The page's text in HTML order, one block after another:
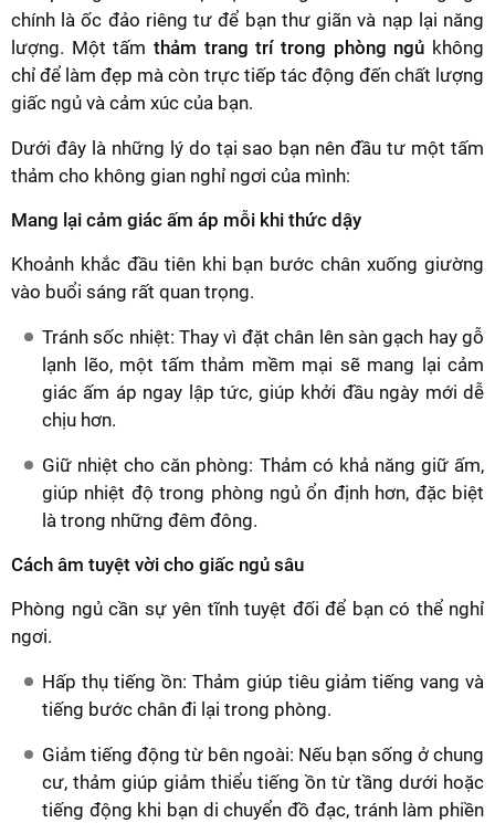
chính là ốc đảo riêng tư để bạn thư giãn và nạp lại năng
lượng. Một tấm thảm trang trí trong phòng ngủ không
chỉ để làm đẹp mà còn trực tiếp tác động đến chất lượng
giấc ngủ và cảm xúc của bạn.
Dưới đây là những lý do tại sao bạn nên đầu tư một tấm
thảm cho không gian nghỉ ngơi của mình:
Mang lại cảm giác ấm áp mỗi khi thức dậy
Khoảnh khắc đầu tiên khi bạn bước chân xuống giường
vào buổi sáng rất quan trọng.
Tránh sốc nhiệt: Thay vì đặt chân lên sàn gạch hay gỗ
lạnh lẽo, một tấm thảm mềm mại sẽ mang lại cảm
giác ấm áp ngay lập tức, giúp khởi đầu ngày mới dễ
chịu hơn.
Giữ nhiệt cho căn phòng: Thảm có khả năng giữ ấm,
giúp nhiệt độ trong phòng ngủ ổn định hơn, đặc biệt
là trong những đêm đông.
Cách âm tuyệt vời cho giấc ngủ sâu
Phòng ngủ cần sự yên tĩnh tuyệt đối để bạn có thể nghỉ
ngơi.
Hấp thụ tiếng ồn: Thảm giúp tiêu giảm tiếng vang và
tiếng bước chân đi lại trong phòng.
Giảm tiếng động từ bên ngoài: Nếu bạn sống ở chung
cư, thảm giúp giảm thiểu tiếng ồn từ tầng dưới hoặc
tiếng động khi bạn di chuyển đồ đạc, tránh làm phiền